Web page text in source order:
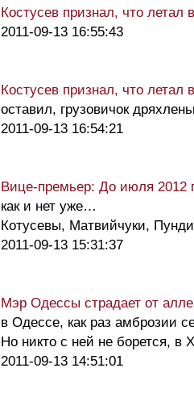
Костусев признал, что летал
2011-09-13 16:55:43
Костусев признал, что летал
оставил, грузовичок
2011-09-13 16:54:21
Вице-премьер: До июля 2012
как и нет уже…
Котусевы, Матвийчуки,
2011-09-13 15:31:37
Мэр Одессы страдает от
в Одессе, как раз амброзии
Но никто с ней не борется,
2011-09-13 14:51:01